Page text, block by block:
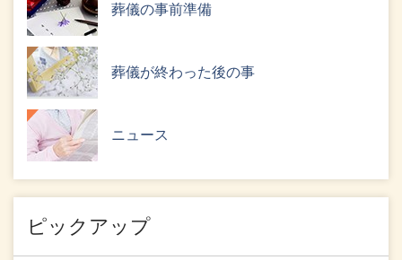
葬儀の事前準備
葬儀が終わった後の事
ニュース
ピックアップ